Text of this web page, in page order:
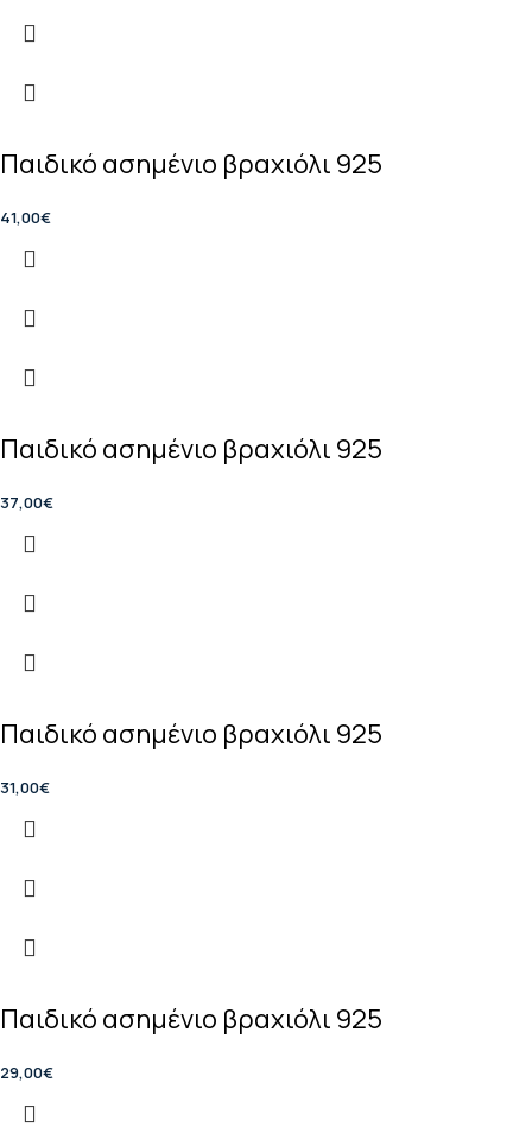
Παιδικό ασημένιο βραχιόλι 925
41,00€
Παιδικό ασημένιο βραχιόλι 925
37,00€
Παιδικό ασημένιο βραχιόλι 925
31,00€
Παιδικό ασημένιο βραχιόλι 925
29,00€